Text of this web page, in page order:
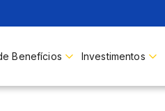
Benefícios Investimentos